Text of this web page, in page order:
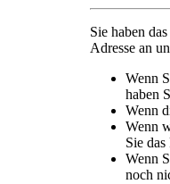
Sie haben
Adresse an
Wenn
haben
Wenn
Wenn
Sie
Wenn
noch